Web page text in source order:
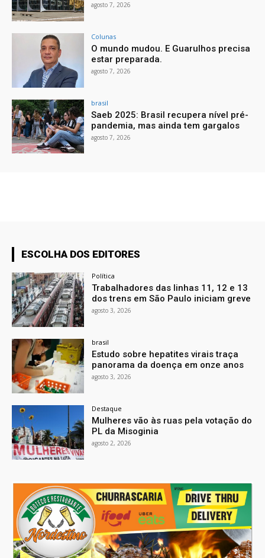
agosto 7, 2026
Colunas
O mundo mudou. E Guarulhos precisa
estar preparada.
agosto 7, 2026
brasil
Saeb 2025: Brasil recupera nível pré-
pandemia, mas ainda tem gargalos
agosto 7, 2026
ESCOLHA DOS EDITORES
Política
Trabalhadores das linhas 11, 12 e 13
dos trens em São Paulo iniciam greve
agosto 3, 2026
brasil
Estudo sobre hepatites virais traça
panorama da doença em onze anos
agosto 3, 2026
Destaque
Mulheres vão às ruas pela votação do
PL da Misoginia
agosto 2, 2026